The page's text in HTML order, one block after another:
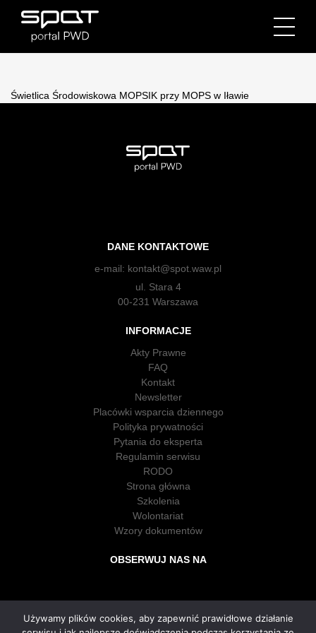
Świetlica Środowiskowa MOPSIK przy MOPS w Iławie
DANE KONTAKTOWE
e-mail: kontakt@spot.waw.pl
ul. Stara 4
00-231 Warszawa
INFORMACJE
Akty Prawne
FAQ
Kontakt
Newsletter
Placówki wsparcia dziennego
Polityka prywatności
Pytania do eksperta
Regulamin serwisu
RODO
Strona główna
Szkolenia
Wolontariat
Wzory dokumentów
OBSERWUJ NAS NA
Używamy plików cookies, aby zapewnić prawidłowe działanie